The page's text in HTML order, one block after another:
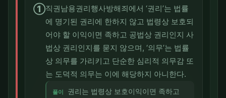
①직권남용권리행사방해죄에서 ‘권리’는 법률
에 명기된 권리에 한하지 않고 법령상 보호되
어야 할 이익이면 족하고 공법상 권리인지 사
법상 권리인지를 묻지 않으며, ‘의무’는 법률
상 의무를 가리키고 단순한 심리적 의무감 또
는 도덕적 의무는 이에 해당하지 아니한다.
풀이
권리는 법령상 보호이익이면 족하고